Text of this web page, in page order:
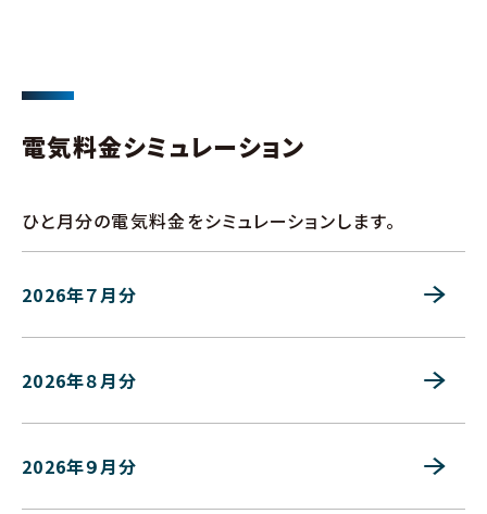
電気料金シミュレーション
ひと月分の電気料金をシミュレーションします。
2026年７月分
2026年８月分
2026年９月分